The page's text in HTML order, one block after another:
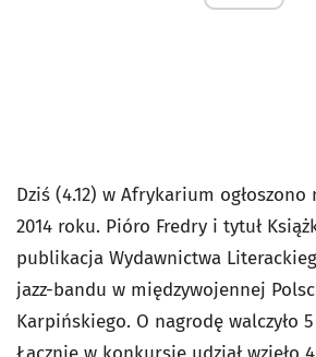
Dziś (4.12) w Afrykarium
2014 roku. Pióro Fredry i tytuł
publikacja Wydawnictwa
jazz-bandu w międzywojennej
Karpińskiego. O nagrodę walczyło